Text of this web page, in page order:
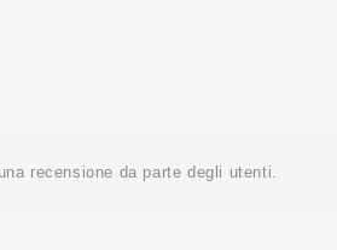
recensione da parte degli utenti.